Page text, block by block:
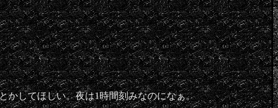
してほしい。夜は1時間刻みなのになぁ。